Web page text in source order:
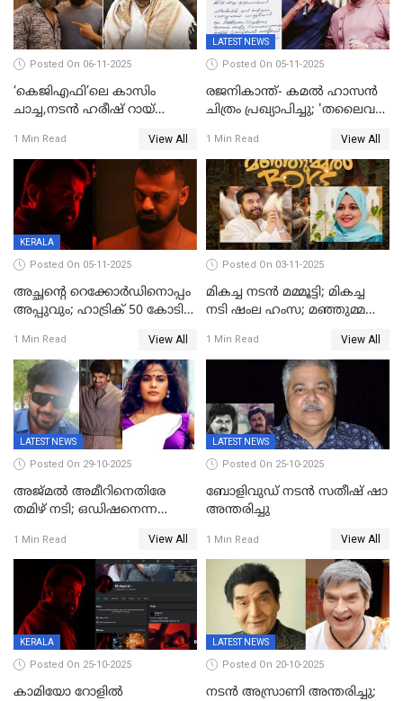
Posted On 06-11-2025
‘കെജിഎഫി’ലെ കാസിം
ചാച്ച,നടൻ ഹരീഷ് റായ്
1 Min Read View All
LATEST NEWS
Posted On 05-11-2025
രജനികാന്ത്- കമൽ ഹാസൻ
ചിത്രം പ്രഖ്യാപിച്ചു; 'തലൈവർ
1 Min Read View All
KERALA
Posted On 05-11-2025
അച്ഛന്റെ റെക്കോർഡിനൊപ്പം
അപ്പുവും; ഹാട്രിക് 50 കോടി
മോഹൻലാൽ, 'ഡീയസ്
ഈറേ' കുതിപ്പ്
1 Min Read View All
Posted On 03-11-2025
മികച്ച നടൻ മമ്മൂട്ടി; മികച്ച
നടി ഷംല ഹംസ; മഞ്ഞുമ്മൽ
1 Min Read View All
LATEST NEWS
Posted On 29-10-2025
അജ്മല്‍ അമീറിനെതിരേ
തമിഴ് നടി; ഒഡിഷനെന്ന
വിളിച്ചു, മോശം പെരുമാറ്റം
1 Min Read View All
LATEST NEWS
Posted On 25-10-2025
ബോളിവുഡ് നടൻ സതീഷ് ഷാ
അന്തരിച്ചു
1 Min Read View All
KERALA
Posted On 25-10-2025
കാമിയോ റോളിൽ
LATEST NEWS
Posted On 20-10-2025
നടന്‍ അസ്രാണി അന്തരിച്ചു;